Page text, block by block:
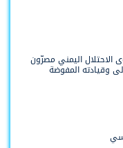
الاحتلال اليمني مصرّون
وقيادته المفوضة